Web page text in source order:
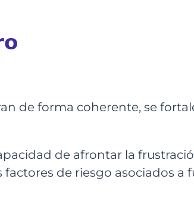
de forma coherente, se
de afrontar la
de riesgo asociados a